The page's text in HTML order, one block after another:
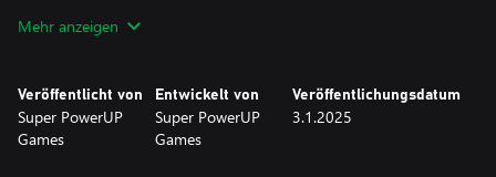
kaufen.
Mehr anzeigen
Veröffentlicht von
Super PowerUP
Games
Entwickelt von
Super PowerUP
Games
Veröffentlichungsdatum
3.1.2025